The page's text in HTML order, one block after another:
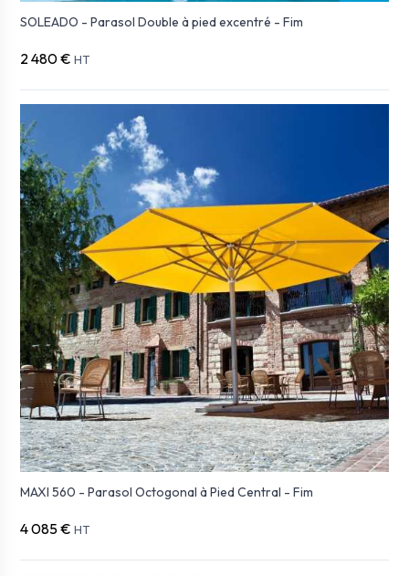
SOLEADO - Parasol Double à pied excentré - Fim
2 480 € HT
MAXI 560 - Parasol Octogonal à Pied Central - Fim
4 085 € HT